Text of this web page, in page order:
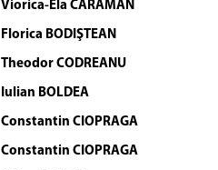
Viorica-Ela CARAMAN
Florica BODIŞTEAN
Theodor CODREANU
Iulian BOLDEA
Constantin CIOPRAGA
Constantin CIOPRAGA